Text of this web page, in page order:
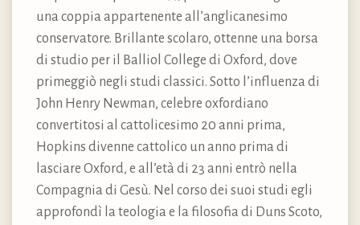
una coppia appartenente all’anglicanesimo
conservatore. Brillante scolaro, ottenne una borsa
di studio per il Balliol College di Oxford, dove
primeggiò negli studi classici. Sotto l’influenza di
John Henry Newman, celebre oxfordiano
convertitosi al cattolicesimo 20 anni prima,
Hopkins divenne cattolico un anno prima di
lasciare Oxford, e all’età di 23 anni entrò nella
Compagnia di Gesù. Nel corso dei suoi studi egli
approfondì la teologia e la filosofia di Duns Scoto,